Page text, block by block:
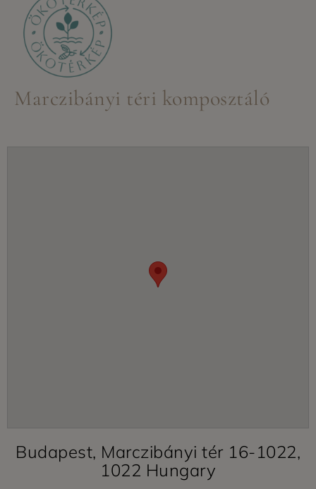
Marczibányi téri komposztáló
Budapest, Marczibányi tér 16-1022,
1022 Hungary